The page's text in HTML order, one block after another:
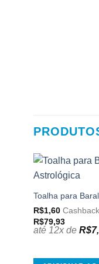
Toalha para
R$1,60Cashback
R$79,93
até 12x de R$